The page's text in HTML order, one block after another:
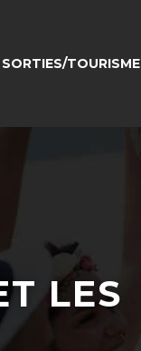
SORTIES/TOURISME
LES